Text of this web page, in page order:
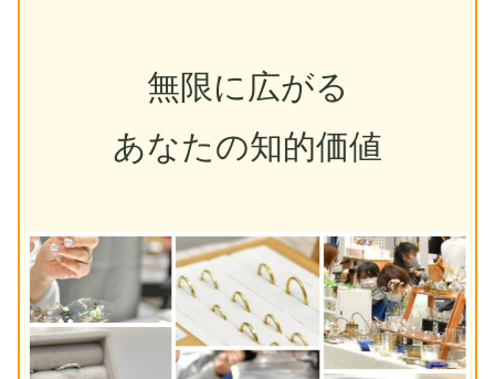
無限に広がる
あなたの知的価値